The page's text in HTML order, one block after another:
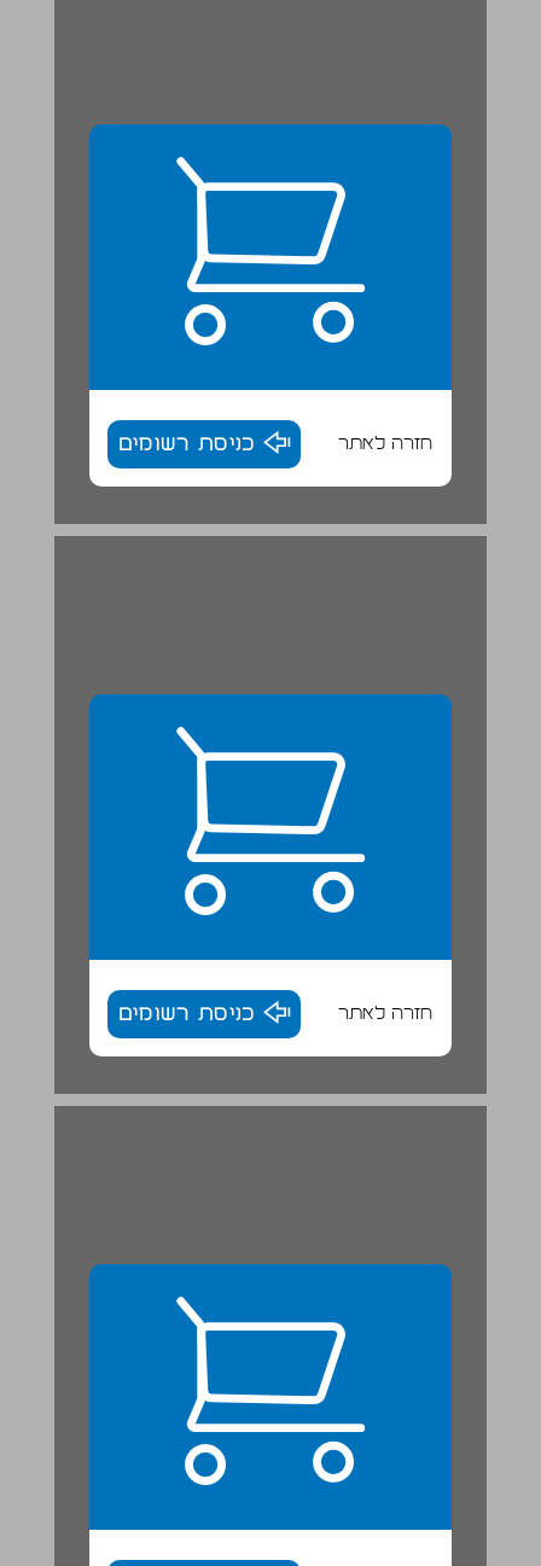
חזרה לאתר כניסת רשומים
חזרה לאתר כניסת רשומים